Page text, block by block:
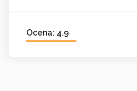
Ocena: 4.9